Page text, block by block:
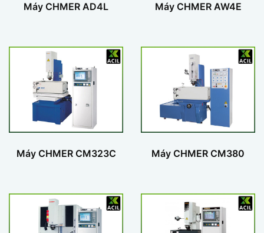
Máy CHMER AD4L Máy CHMER AW4E
Máy CHMER CM323C Máy CHMER CM380